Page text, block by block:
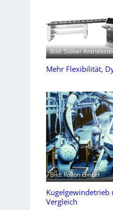
Bild: Stöber
Mehr Flexibilität,
Bild: Rollon GmbH
Vergleich